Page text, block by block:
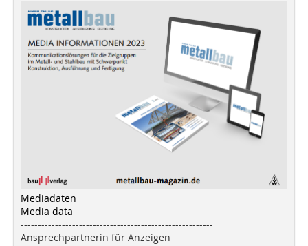
Mediadaten
Media data
--------------------------------------------------------
Ansprechpartnerin für Anzeigen